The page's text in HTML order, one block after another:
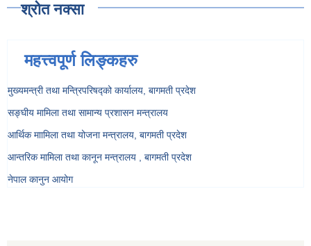
श्रोत नक्सा
महत्त्वपूर्ण लिङ्कहरु
मुख्यमन्त्री तथा मन्त्रिपरिषद्को कार्यालय, बागमती प्रदेश
सङ्‍घीय मामिला तथा सामान्य प्रशासन मन्त्रालय
आर्थिक माामिला तथा योजना मन्त्रालय, बागमती प्रदेश
आन्तरिक मामिला तथा कानून मन्त्रालय , बागमती प्रदेश
नेपाल कानुन आयोग